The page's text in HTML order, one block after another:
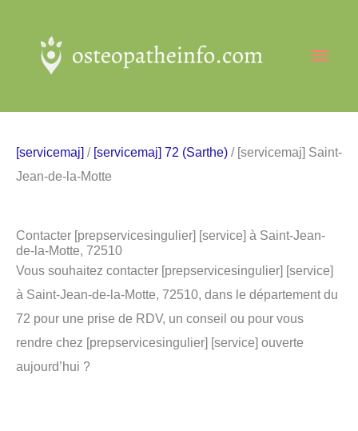
contenu
[servicemaj] / [servicemaj] 72 (Sarthe) / [servicemaj] Saint-
Jean-de-la-Motte
Contacter [prepservicesingulier] [service] à Saint-Jean-
de-la-Motte, 72510
Vous souhaitez contacter [prepservicesingulier] [service]
à Saint-Jean-de-la-Motte, 72510, dans le département du
72 pour une prise de RDV, un conseil ou pour vous
rendre chez [prepservicesingulier] [service] ouverte
aujourd’hui ?